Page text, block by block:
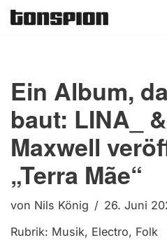
Ein Album,
baut: LINA_
Maxwell
„Terra Mãe“
von Nils König
26. Juni
Rubrik: Musik, Electro, Folk